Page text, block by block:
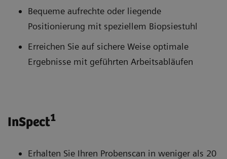
Bequeme aufrechte oder liegende
Positionierung mit speziellem Biopsiestuhl
Erreichen Sie auf sichere Weise optimale
Ergebnisse mit geführten Arbeitsabläufen
InSpect1
Erhalten Sie Ihren Probenscan in weniger als 20